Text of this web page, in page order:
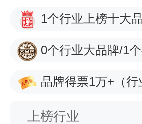
1个行业上榜十大
0个行业大品牌/1
品牌得票1万+ （
上榜行业